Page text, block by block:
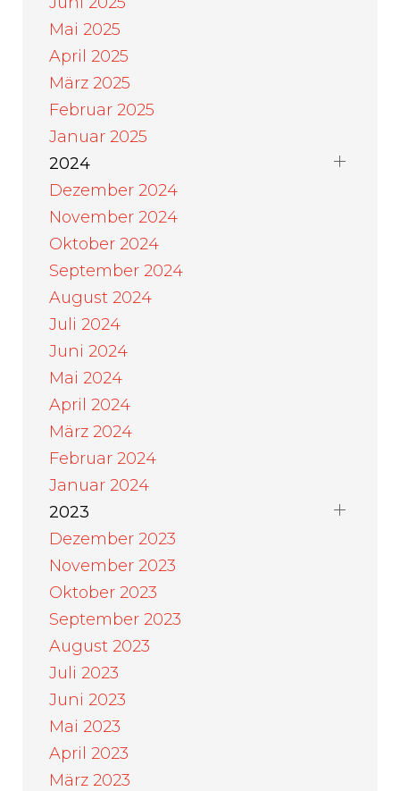
Mai 2025
April 2025
März 2025
Februar 2025
Januar 2025
2024
Dezember 2024
November 2024
Oktober 2024
September 2024
August 2024
Juli 2024
Juni 2024
Mai 2024
April 2024
März 2024
Februar 2024
Januar 2024
2023
Dezember 2023
November 2023
Oktober 2023
September 2023
August 2023
Juli 2023
Juni 2023
Mai 2023
April 2023
März 2023